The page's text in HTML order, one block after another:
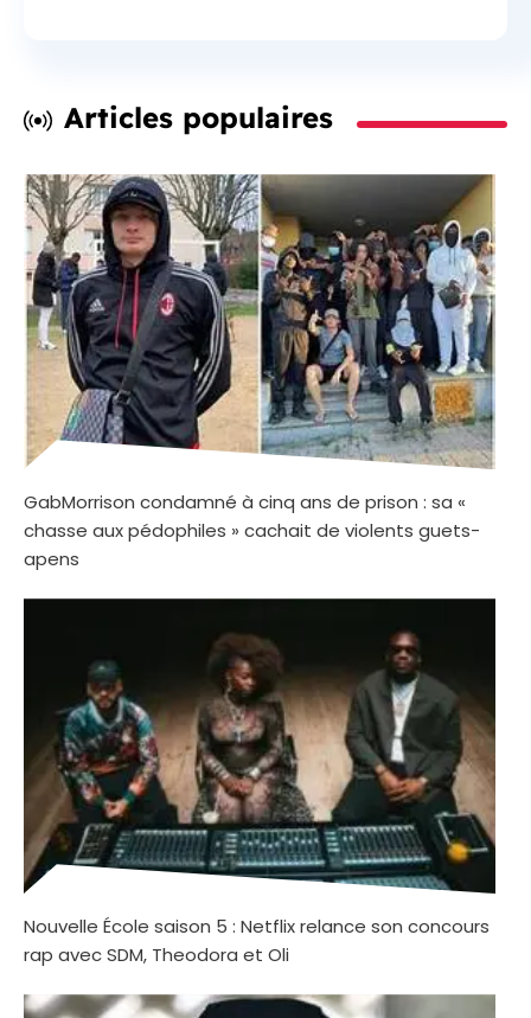
Articles populaires
GabMorrison condamné à cinq ans de prison : sa «
chasse aux pédophiles » cachait de violents guets-
apens
Nouvelle École saison 5 : Netflix relance son concours
rap avec SDM, Theodora et Oli